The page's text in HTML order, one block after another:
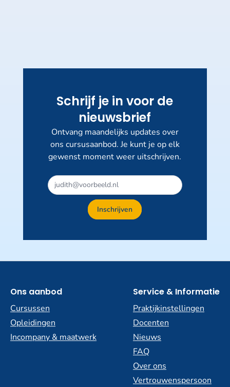
Schrijf je in voor de
nieuwsbrief
Ontvang maandelijks updates over
ons cursusaanbod. Je kunt je op elk
gewenst moment weer uitschrijven.
Inschrijven
Ons aanbod
Cursussen
Opleidingen
Incompany & maatwerk
Service & Informatie
Praktijkinstellingen
Docenten
Nieuws
FAQ
Over ons
Vertrouwenspersoon